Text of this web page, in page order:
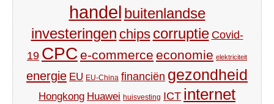
handel buitenlandse
investeringen chips corruptie Covid-
19 CPC e-commerce economie elektriciteit
energie EU EU-China financiën gezondheid
Hongkong Huawei huisvesting ICT internet